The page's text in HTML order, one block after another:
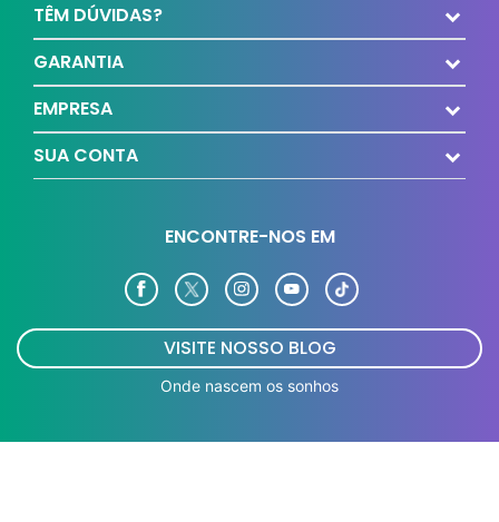
TÊM DÚVIDAS?
GARANTIA
EMPRESA
SUA CONTA
ENCONTRE-NOS EM
VISITE NOSSO BLOG
Onde nascem os sonhos